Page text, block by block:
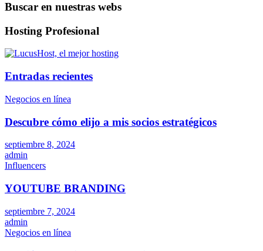
Buscar en nuestras webs
Hosting Profesional
Entradas recientes
Negocios en línea
Descubre cómo elijo a mis socios estratégicos
septiembre 8, 2024
admin
Influencers
YOUTUBE BRANDING
septiembre 7, 2024
admin
Negocios en línea